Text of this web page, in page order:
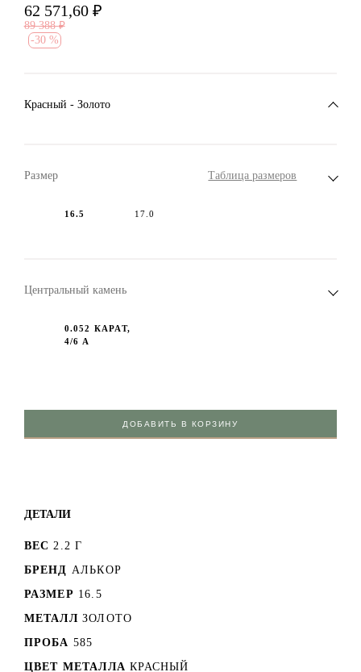
62 571,60 ₽
89 388 ₽
-30 %
Красный - Золото
Размер Таблица размеров
16.5 17.0
Центральный камень
0.052 КАРАТ,
4/6 А
ДОБАВИТЬ В КОРЗИНУ
ДЕТАЛИ
ВЕС 2.2 Г
БРЕНД АЛЬКОР
РАЗМЕР 16.5
МЕТАЛЛ ЗОЛОТО
ПРОБА 585
ЦВЕТ МЕТАЛЛА КРАСНЫЙ